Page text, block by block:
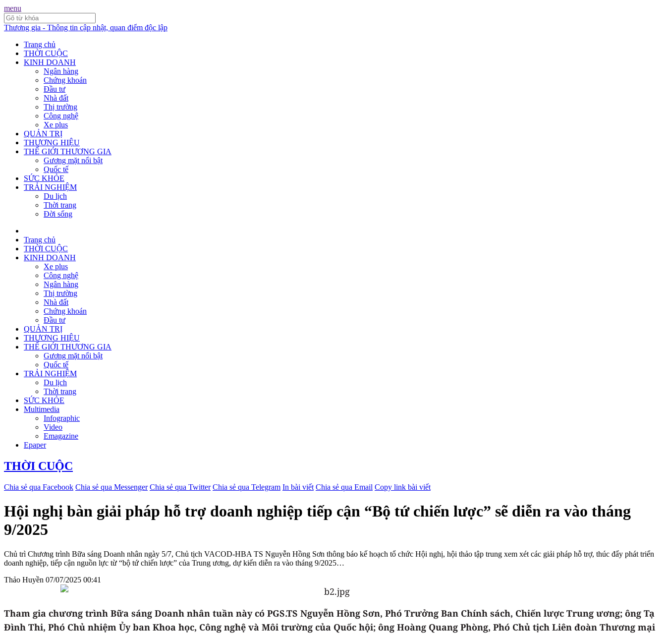
menu
Thương gia - Thông tin cập nhật, quan điểm độc lập
Trang chủ
THỜI CUỘC
KINH DOANH
Ngân hàng
Chứng khoán
Đầu tư
Nhà đất
Thị trường
Công nghệ
Xe plus
QUẢN TRỊ
THƯƠNG HIỆU
THẾ GIỚI THƯƠNG GIA
Gương mặt nổi bật
Quốc tế
SỨC KHỎE
TRẢI NGHIỆM
Du lịch
Thời trang
Đời sống
Trang chủ
THỜI CUỘC
KINH DOANH
Xe plus
Công nghệ
Ngân hàng
Thị trường
Nhà đất
Chứng khoán
Đầu tư
QUẢN TRỊ
THƯƠNG HIỆU
THẾ GIỚI THƯƠNG GIA
Gương mặt nổi bật
Quốc tế
TRẢI NGHIỆM
Du lịch
Thời trang
SỨC KHỎE
Multimedia
Infographic
Video
Emagazine
Epaper
THỜI CUỘC
Chia sẻ qua Facebook Chia sẻ qua Messenger Chia sẻ qua Twitter Chia sẻ qua Telegram In bài viết Chia sẻ qua Email Copy link bài viết
Hội nghị bàn giải pháp hỗ trợ doanh nghiệp tiếp cận “Bộ tứ chiến lược” sẽ diễn ra vào tháng
9/2025
Chủ trì Chương trình Bữa sáng Doanh nhân ngày 5/7, Chủ tịch VACOD-HBA TS Nguyễn Hồng Sơn thông báo kế hoạch tổ chức Hội nghị, hội thảo tập trung xem xét các giải pháp hỗ trợ, thúc đẩy phát triển
doanh nghiệp, tiếp cận nguồn lực từ “bộ tứ chiến lược” của Trung ương, dự kiến diễn ra vào tháng 9/2025…
Thảo Huyền 07/07/2025 00:41
Tham gia chương trình Bữa sáng Doanh nhân tuần này có PGS.TS Nguyễn Hồng Sơn, Phó Trưởng Ban Chính sách, Chiến lược Trung ương; ông Tạ
Đình Thi, Phó Chủ nhiệm Ủy ban Khoa học, Công nghệ và Môi trường của Quốc hội; ông Hoàng Quang Phòng, Phó Chủ tịch Liên đoàn Thương mại